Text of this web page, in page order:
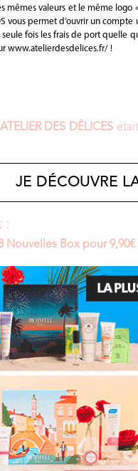
mêmes valeurs et le même logo
vous permet d’ouvrir un
seule fois les frais de port quelle
www.atelierdesdelices.fr/ !
DES DÉLICES
JE DÉCOUVRE
:
Nouvelles Box pour